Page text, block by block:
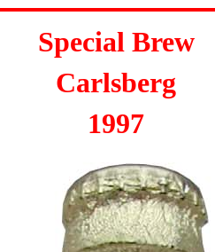
Special Brew
Carlsberg
1997